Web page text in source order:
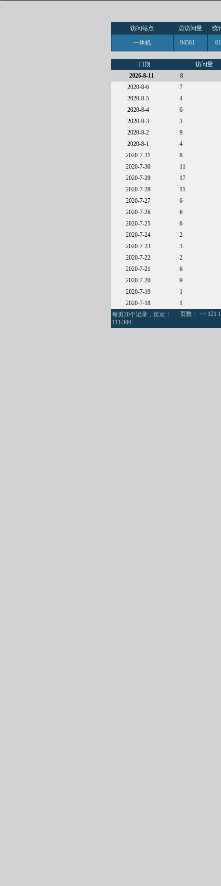
访问站点 总访问量 统
一体机 94581
日期
访问量
2026-8-11
8
2020-8-6
7
2020-8-5
4
2020-8-4
6
2020-8-3
3
2020-8-2
9
2020-8-1
4
2020-7-31
8
2020-7-30
11
2020-7-29
17
2020-7-28
11
2020-7-27
6
2020-7-26
6
2020-7-25
6
2020-7-24
2
2020-7-23
3
2020-7-22
2
2020-7-21
6
2020-7-20
9
2020-7-19
1
2020-7-18
1
每页20个记录，页次：
111/306
页数： << 121